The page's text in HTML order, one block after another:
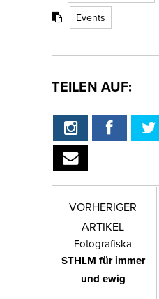
Events
TEILEN AUF:
VORHERIGER
ARTIKEL
Fotografiska
STHLM für immer
und ewig